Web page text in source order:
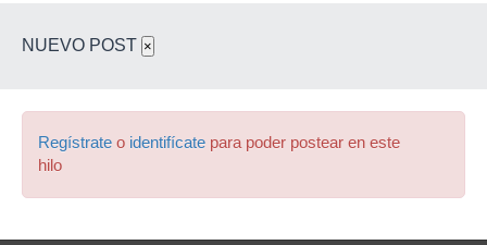
NUEVO POST ×
Regístrate o identifícate para poder postear en este
hilo